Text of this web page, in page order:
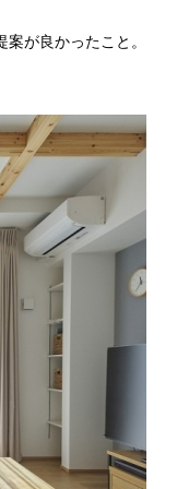
が良かったこと。